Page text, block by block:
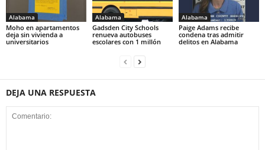
Alabama
Moho en apartamentos
deja sin vivienda a
universitarios
Alabama
Gadsden City Schools
renueva autobuses
escolares con 1 millón
Alabama
Paige Adams recibe
condena tras admitir
delitos en Alabama
DEJA UNA RESPUESTA